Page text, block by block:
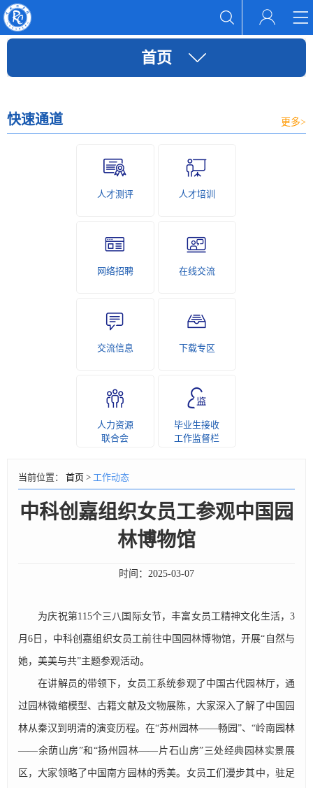
首页
快速通道 更多>
人才测评 人才培训
网络招聘 在线交流
交流信息 下载专区
人力资源
联合会
毕业生接收
工作监督栏
当前位置： 首页 > 工作动态
中科创嘉组织女员工参观中国园
林博物馆
时间： 2025-03-07
为庆祝第115个三八国际女节，丰富女员工精神文化生活，3
月6日，中科创嘉组织女员工前往中国园林博物馆，开展“自然与
她，美美与共”主题参观活动。
在讲解员的带领下，女员工系统参观了中国古代园林厅，通
过园林微缩模型、古籍文献及文物展陈，大家深入了解了中国园
林从秦汉到明清的演变历程。在“苏州园林——畅园”、“岭南园林
——余荫山房”和“扬州园林——片石山房”三处经典园林实景展
区，大家领略了中国南方园林的秀美。女员工们漫步其中，驻足